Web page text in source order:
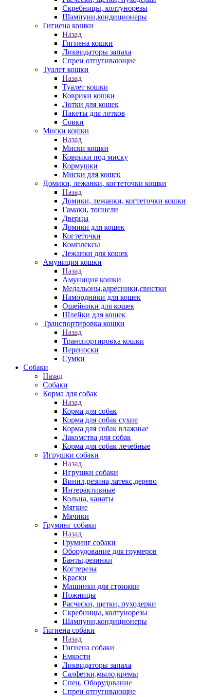
Скребницы, колтунорезы
Шампуни,кондиционеры
Гигиена кошки
Назад
Гигиена кошки
Ликвидаторы запаха
Спреи отпугивающие
Туалет кошки
Назад
Туалет кошки
Коврики кошки
Лотки для кошек
Пакеты для лотков
Совки
Миски кошки
Назад
Миски кошки
Коврики под миску
Кормушки
Миски для кошек
Домики, лежанки, когтеточки кошки
Назад
Домики, лежанки, когтеточки кошки
Гамаки, тоннели
Дверцы
Домики для кошек
Когтеточки
Комплексы
Лежанки для кошек
Амуниция кошки
Назад
Амуниция кошки
Медальоны,адресники,свистки
Намордники для кошек
Ошейники для кошек
Шлейки для кошек
Транспортировка кошки
Назад
Транспортировка кошки
Переноски
Сумки
Собаки
Назад
Собаки
Корма для собак
Назад
Корма для собак
Корма для собак сухие
Корма для собак влажные
Лакомства для собак
Корма для собак лечебные
Игрушки собаки
Назад
Игрушки собаки
Винил,резина,латекс,дерево
Интерактивные
Кольца, канаты
Мягкие
Мячики
Груминг собаки
Назад
Груминг собаки
Оборудование для грумеров
Банты,резинки
Когтерезы
Краски
Машинки для стрижки
Ножницы
Расчески, щетки, пуходерки
Скребницы, колтунорезы
Шампуни,кондиционеры
Гигиена собаки
Назад
Гигиена собаки
Емкости
Ликвидаторы запаха
Салфетки,мыло,кремы
Спец. Оборудование
Спреи отпугивающие